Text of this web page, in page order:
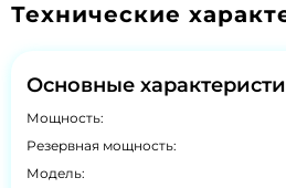
Технические
Основные
Мощность:
Резервная мощность:
Модель: